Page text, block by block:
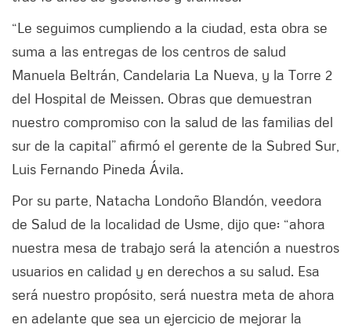
“Le seguimos cumpliendo a la ciudad, esta obra se
suma a las entregas de los centros de salud
Manuela Beltrán, Candelaria La Nueva, y la Torre 2
del Hospital de Meissen. Obras que demuestran
nuestro compromiso con la salud de las familias del
sur de la capital” afirmó el gerente de la Subred Sur,
Luis Fernando Pineda Ávila.
Por su parte, Natacha Londoño Blandón, veedora
de Salud de la localidad de Usme, dijo que: “ahora
nuestra mesa de trabajo será la atención a nuestros
usuarios en calidad y en derechos a su salud. Esa
será nuestro propósito, será nuestra meta de ahora
en adelante que sea un ejercicio de mejorar la